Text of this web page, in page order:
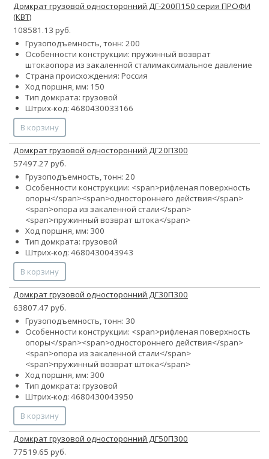
Домкрат грузовой односторонний ДГ-200П150 серия ПРОФИ
(КВТ)
108581.13 руб.
Грузоподъемность, тонн: 200
Особенности конструкции: пружинный возврат
штокаопора из закаленной сталимаксимальное давление
Страна происхождения: Россия
Ход поршня, мм: 150
Тип домкрата: грузовой
Штрих-код: 4680430033166
В корзину
Домкрат грузовой односторонний ДГ20П300
57497.27 руб.
Грузоподъемность, тонн: 20
Особенности конструкции: <span>рифленая поверхность
опоры</span><span>одностороннего действия</span>
<span>опора из закаленной стали</span>
<span>пружинный возврат штока</span>
Ход поршня, мм: 300
Тип домкрата: грузовой
Штрих-код: 4680430043943
В корзину
Домкрат грузовой односторонний ДГ30П300
63807.47 руб.
Грузоподъемность, тонн: 30
Особенности конструкции: <span>рифленая поверхность
опоры</span><span>одностороннего действия</span>
<span>опора из закаленной стали</span>
<span>пружинный возврат штока</span>
Ход поршня, мм: 300
Тип домкрата: грузовой
Штрих-код: 4680430043950
В корзину
Домкрат грузовой односторонний ДГ50П300
77519.65 руб.